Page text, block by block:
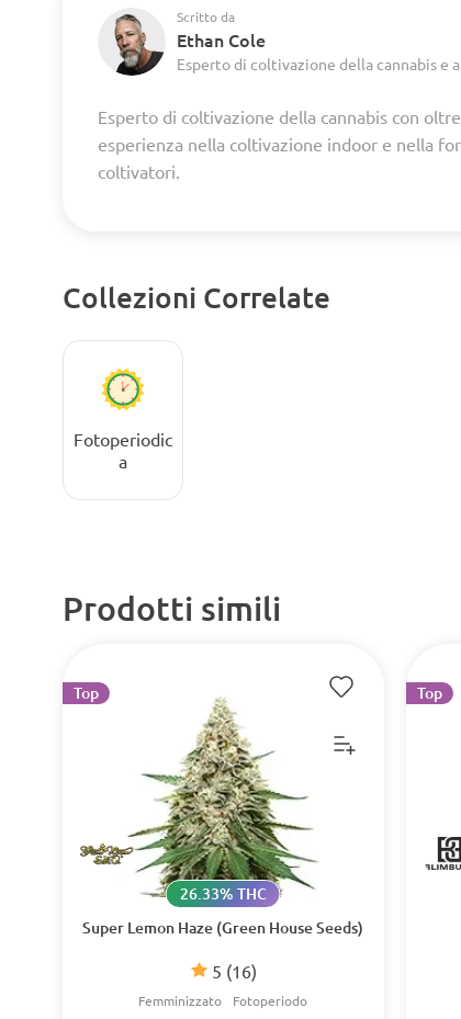
Scritto da
Ethan Cole
Esperto di coltivazione della cannabis e
Esperto di coltivazione della cannabis con
esperienza nella coltivazione indoor e nella
coltivatori.
Collezioni Correlate
Fotoperiodic
a
Prodotti simili
Super Lemon Haze (Green House Seeds)
5 (16)
26.33% THC
Femminizzato Fotoperiodo
Top Top